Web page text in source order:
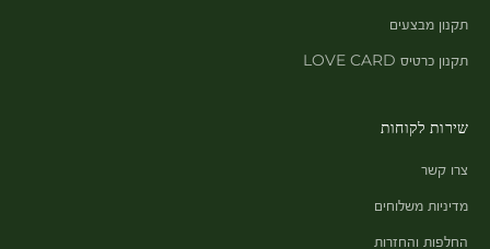
תקנון מבצעים
תקנון כרטיס LOVE CARD
שירות לקוחות
צרו קשר
מדיניות משלוחים
החלפות והחזרות